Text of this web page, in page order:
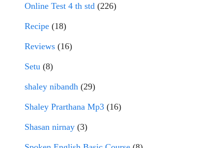
Online Test 4 th std (226)
Recipe (18)
Reviews (16)
Setu (8)
shaley nibandh (29)
Shaley Prarthana Mp3 (16)
Shasan nirnay (3)